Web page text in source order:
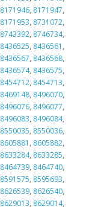
8171946, 8171947,
8171953, 8731072,
8743392, 8746734,
8436525, 8436561 ,
8436567, 8436568,
8436574, 8436575,
8454712, 8454713,
8469148, 8496070,
8496076, 8496077,
8496083, 8496084,
8550035, 8550036,
8605881 , 8605882,
8633284, 8633285,
8464739, 8464740,
8591575, 8595693,
8626539, 8626540,
8629013, 8629014,